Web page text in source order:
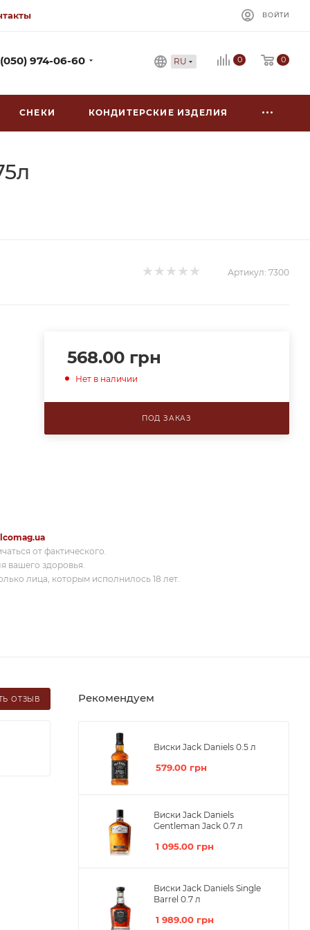
ВОЙТИ
974-06-60 RU 0 0
СНЕКИ КОНДИТЕРСКИЕ ИЗДЕЛИЯ
Артикул: 7300
568.00грн
Нет в наличии
ПОД ЗАКАЗ
от фактического.
вашего здоровья.
лица, которым исполнилось 18 лет.
ОТЗЫВ Рекомендуем
Виски Jack Daniels 0.5 л
579.00 грн
Виски Jack Daniels
Gentleman Jack 0.7 л
1 095.00 грн
Виски Jack Daniels Single
Barrel 0.7 л
1 989.00 грн